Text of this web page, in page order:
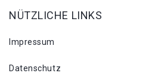
NÜTZLICHE LINKS
Impressum
Datenschutz